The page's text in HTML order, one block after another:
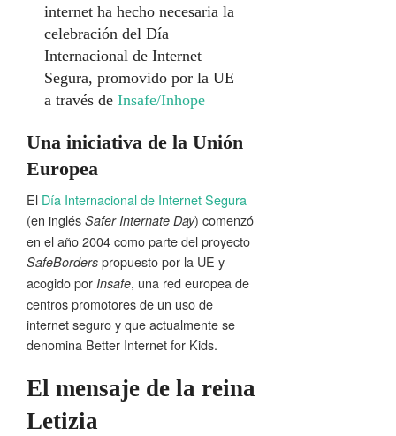
internet ha hecho necesaria la
celebración del Día
Internacional de Internet
Segura, promovido por la UE
a través de Insafe/Inhope
Una iniciativa de la Unión
Europea
El Día Internacional de Internet Segura
(en inglés Safer Internate Day) comenzó
en el año 2004 como parte del proyecto
SafeBorders propuesto por la UE y
acogido por Insafe, una red europea de
centros promotores de un uso de
internet seguro y que actualmente se
denomina Better Internet for Kids.
El mensaje de la reina
Letizia